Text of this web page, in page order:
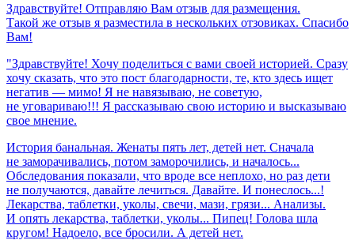
Здравствуйте! Отправляю Вам отзыв для размещения.
Такой же отзыв я разместила в нескольких отзовиках. Спасибо
Вам!
"Здравствуйте! Хочу поделиться с вами своей историей. Сразу
хочу сказать, что это пост благодарности, те, кто здесь ищет
негатив — мимо! Я не навязываю, не советую,
не уговариваю!!! Я рассказываю свою историю и высказываю
свое мнение.
История банальная. Женаты пять лет, детей нет. Сначала
не заморачивались, потом заморочились, и началось...
Обследования показали, что вроде все неплохо, но раз дети
не получаются, давайте лечиться. Давайте. И понеслось...!
Лекарства, таблетки, уколы, свечи, мази, грязи... Анализы.
И опять лекарства, таблетки, уколы... Пипец! Голова шла
кругом! Надоело, все бросили. А детей нет.